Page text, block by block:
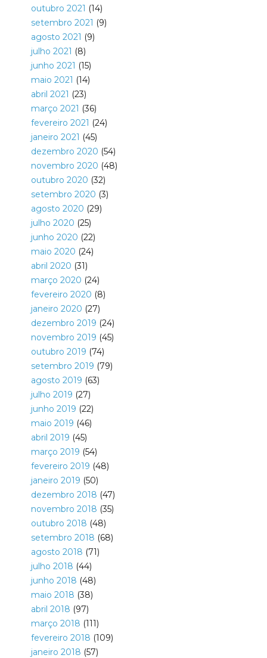
outubro 2021 (14)
setembro 2021 (9)
agosto 2021 (9)
julho 2021 (8)
junho 2021 (15)
maio 2021 (14)
abril 2021 (23)
março 2021 (36)
fevereiro 2021 (24)
janeiro 2021 (45)
dezembro 2020 (54)
novembro 2020 (48)
outubro 2020 (32)
setembro 2020 (3)
agosto 2020 (29)
julho 2020 (25)
junho 2020 (22)
maio 2020 (24)
abril 2020 (31)
março 2020 (24)
fevereiro 2020 (8)
janeiro 2020 (27)
dezembro 2019 (24)
novembro 2019 (45)
outubro 2019 (74)
setembro 2019 (79)
agosto 2019 (63)
julho 2019 (27)
junho 2019 (22)
maio 2019 (46)
abril 2019 (45)
março 2019 (54)
fevereiro 2019 (48)
janeiro 2019 (50)
dezembro 2018 (47)
novembro 2018 (35)
outubro 2018 (48)
setembro 2018 (68)
agosto 2018 (71)
julho 2018 (44)
junho 2018 (48)
maio 2018 (38)
abril 2018 (97)
março 2018 (111)
fevereiro 2018 (109)
janeiro 2018 (57)